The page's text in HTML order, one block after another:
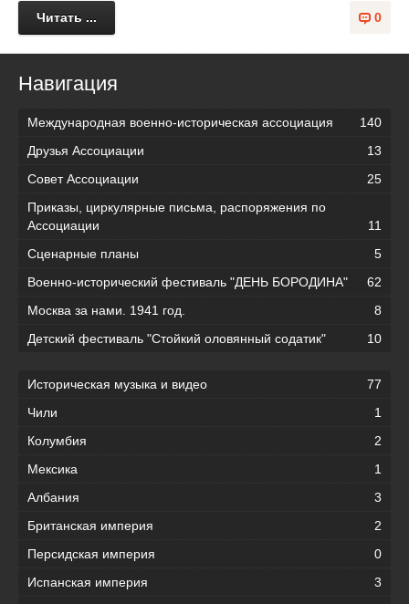
0
Читать ...
Навигация
Международная военно-историческая ассоциация
140
Друзья Ассоциации
13
Совет Ассоциации
25
Приказы, циркулярные письма, распоряжения по
Ассоциации
11
Сценарные планы
5
Военно-исторический фестиваль "ДЕНЬ БОРОДИНА"
62
Москва за нами. 1941 год.
8
Детский фестиваль "Стойкий оловянный содатик"
10
Историческая музыка и видео
77
Чили
1
Колумбия
2
Мексика
1
Албания
3
Британская империя
2
Персидская империя
0
Испанская империя
3